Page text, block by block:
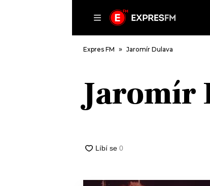
DOMŮ
HUDBA
MIX
Expres FM Jaromír Dulava
Jaromír